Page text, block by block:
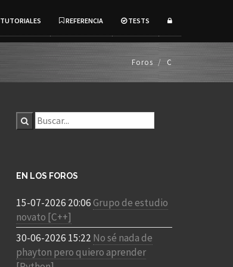
TUTORIALES REFERENCIA TESTS
Foros C
EN LOS FOROS
15-07-2026 20:06Grupo de estudio
novato [C++]
30-06-2026 15:22 No sé nada de
phayton pero quiero aprender